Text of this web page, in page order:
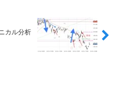
カル分析